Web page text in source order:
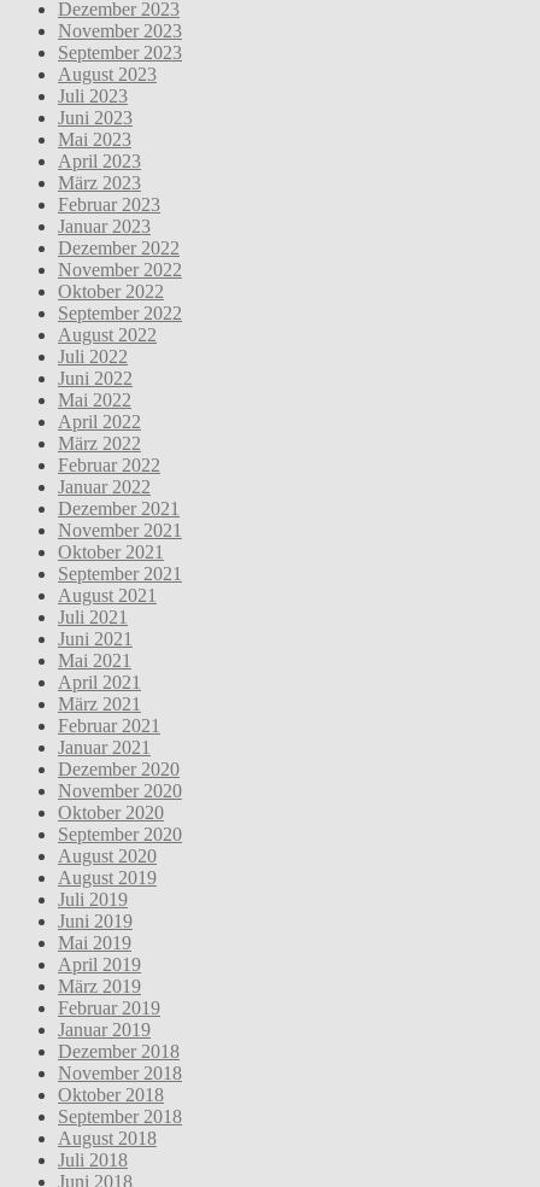
Dezember 2023
November 2023
September 2023
August 2023
Juli 2023
Juni 2023
Mai 2023
April 2023
März 2023
Februar 2023
Januar 2023
Dezember 2022
November 2022
Oktober 2022
September 2022
August 2022
Juli 2022
Juni 2022
Mai 2022
April 2022
März 2022
Februar 2022
Januar 2022
Dezember 2021
November 2021
Oktober 2021
September 2021
August 2021
Juli 2021
Juni 2021
Mai 2021
April 2021
März 2021
Februar 2021
Januar 2021
Dezember 2020
November 2020
Oktober 2020
September 2020
August 2020
August 2019
Juli 2019
Juni 2019
Mai 2019
April 2019
März 2019
Februar 2019
Januar 2019
Dezember 2018
November 2018
Oktober 2018
September 2018
August 2018
Juli 2018
Juni 2018